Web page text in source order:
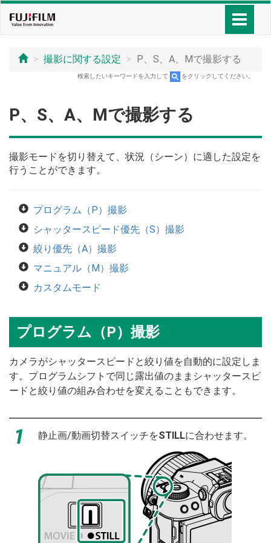
撮影に関する設定 P、S、A、Mで撮影する
検索したいキーワードを入力して をクリックしてください。
P、S、A、Mで撮影する
撮影モードを切り替えて、状況（シーン）に適した設定を
行うことができます。
プログラム（P）撮影
シャッタースピード優先（S）撮影
絞り優先（A）撮影
マニュアル（M）撮影
カスタムモード
プログラム（P）撮影
カメラがシャッタースピードと絞り値を自動的に設定しま
す。プログラムシフトで同じ露出値のままシャッタースピ
ードと絞り値の組み合わせを変えることもできます。
静止画/動画切替スイッチをSTILLに合わせます。